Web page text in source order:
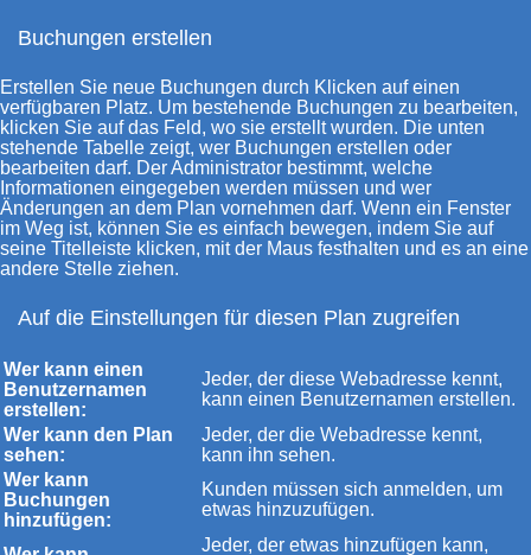
Buchungen erstellen
Erstellen Sie neue Buchungen durch Klicken auf einen
verfügbaren Platz. Um bestehende Buchungen zu bearbeiten,
klicken Sie auf das Feld, wo sie erstellt wurden. Die unten
stehende Tabelle zeigt, wer Buchungen erstellen oder
bearbeiten darf. Der Administrator bestimmt, welche
Informationen eingegeben werden müssen und wer
Änderungen an dem Plan vornehmen darf. Wenn ein Fenster
im Weg ist, können Sie es einfach bewegen, indem Sie auf
seine Titelleiste klicken, mit der Maus festhalten und es an eine
andere Stelle ziehen.
Auf die Einstellungen für diesen Plan zugreifen
Wer kann einen
Benutzernamen
erstellen:
Jeder, der diese Webadresse kennt,
kann einen Benutzernamen erstellen.
Wer kann den Plan
sehen:
Jeder, der die Webadresse kennt,
kann ihn sehen.
Wer kann
Buchungen
hinzufügen:
Kunden müssen sich anmelden, um
etwas hinzuzufügen.
Jeder, der etwas hinzufügen kann,